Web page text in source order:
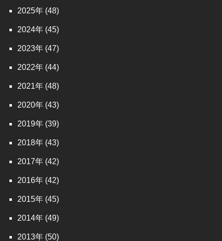
2025 (48)
2024 (45)
2023 (47)
2022 (44)
2021 (48)
2020 (43)
2019 (39)
2018 (43)
2017 (42)
2016 (42)
2015 (45)
2014 (49)
2013 (50)